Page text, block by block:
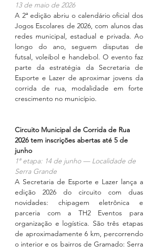
13 de maio de 2026
A 2ª edição abriu o calendário oficial dos
Jogos Escolares de 2026, com alunos das
redes municipal, estadual e privada. Ao
longo do ano, seguem disputas de
futsal, voleibol e handebol. O evento faz
parte da estratégia da Secretaria de
Esporte e Lazer de aproximar jovens da
corrida de rua, modalidade em forte
crescimento no município.
Circuito Municipal de Corrida de Rua
2026 tem inscrições abertas até 5 de
junho
1ª etapa: 14 de junho — Localidade de
Serra Grande
A Secretaria de Esporte e Lazer lança a
edição 2026 do circuito com duas
novidades: chipagem eletrônica e
parceria com a TH2 Eventos para
organização e logística. São três etapas
de aproximadamente 6 km, percorrendo
o interior e os bairros de Gramado: Serra